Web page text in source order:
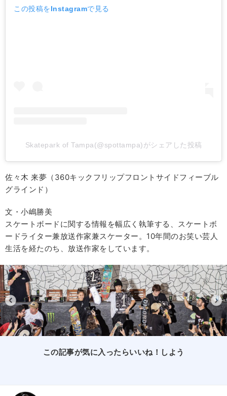
この投稿をInstagramで見る
Skatepark of Tampa(@spottampa)がシェアした投稿
佐々木 来夢（360キックフリップフロントサイドフィーブル
グラインド）
文・小嶋勝美
スケートボードに関する情報を幅広く執筆する、スケートボ
ードライター兼放送作家兼スケーター。10年間のお笑い芸人
生活を経たのち、放送作家をしています。
この記事が気に入ったらいいね！しよう